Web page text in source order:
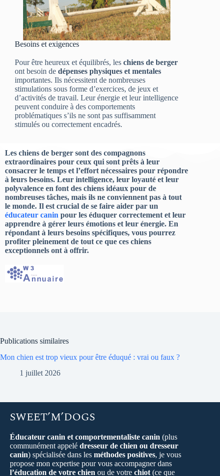
Besoins et exigences
Pour être heureux et équilibrés, les chiens de berger
ont besoin de dépenses physiques et mentales
importantes. Ils nécessitent de nombreuses
stimulations sous forme d’exercices, de jeux et
d’activités de travail. Leur énergie et leur intelligence
peuvent conduire à des comportements
problématiques s’ils ne sont pas suffisamment
stimulés ou correctement encadrés.
Les chiens de berger sont des compagnons
extraordinaires pour ceux qui sont prêts à leur
consacrer le temps et l’effort nécessaires pour répondre
à leurs besoins. Leur intelligence, leur loyauté et leur
polyvalence en font des chiens idéaux pour de
nombreuses tâches, mais ils ne conviennent pas à tout
le monde. Il est crucial de se faire aider par un
éducateur canin pour les éduquer correctement et leur
apprendre à gérer leurs émotions et leur énergie. En
répondant à leurs besoins spécifiques, vous pourrez
profiter pleinement de tout ce que ces chiens
exceptionnels ont à offrir.
Publications similaires
Mon chien est trop vieux pour être éduqué : vrai ou faux ?
1 juillet 2026
SWEET’M’DOGS
Éducateur canin et comportementaliste canin (plus
communément appelé dresseur de chien ou dresseur
canin) spécialisée dans les méthodes positives, je vous
propose mon expertise pour vous accompagner dans
l’éducation de votre chien ou de votre chiot(ce que